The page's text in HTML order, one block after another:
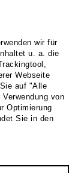
wir für
u. a. die
Webseite
auf "Alle
von
Optimierung
Sie in den